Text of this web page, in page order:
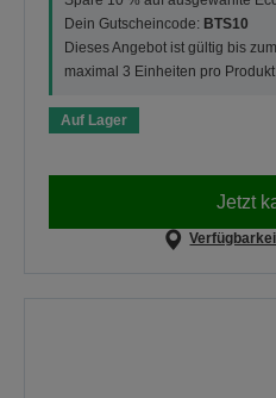
Dein Gutscheincode: BTS10
Dieses Angebot ist gültig bis
maximal 3 Einheiten pro
Auf Lager
Jetzt